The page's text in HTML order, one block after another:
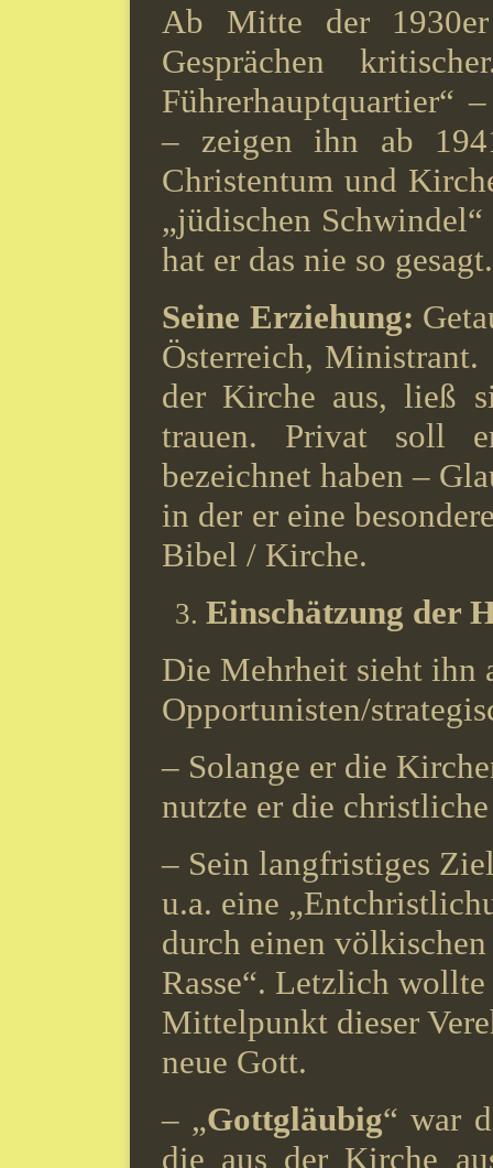
Ab Mitte der
Gesprächen
Führerhauptquartier“
– zeigen ihn ab
Christentum und
„jüdischen
hat er das nie so gesagt.
Seine Erziehung:
Österreich,
der Kirche aus, ließ
trauen. Privat soll
bezeichnet haben –
in der er eine
Bibel / Kirche.
Einschätzung der
Die Mehrheit sieht ihn
Opportunisten/
– Solange er die
nutzte er die christliche
– Sein langfristiges
u.a. eine
durch einen
Rasse“. Letzlich
Mittelpunkt dieser
neue Gott.
– „Gottgläubig“ war
die aus der Kirche